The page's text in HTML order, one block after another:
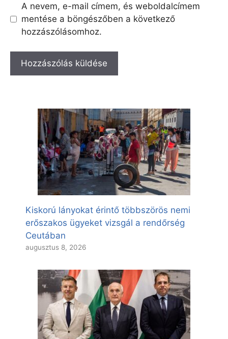
A nevem, e-mail címem, és weboldalcímem
mentése a böngészőben a következő
hozzászólásomhoz.
Kiskorú lányokat érintő többszörös nemi
erőszakos ügyeket vizsgál a rendőrség
Ceutában
augusztus 8, 2026